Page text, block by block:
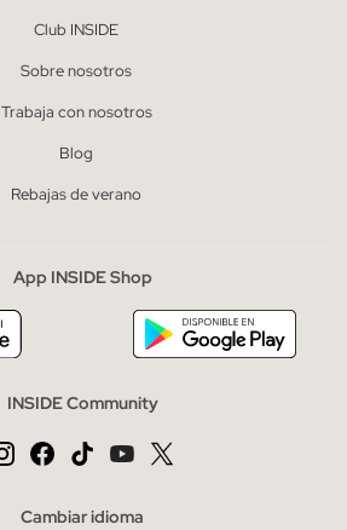
Club INSIDE
Sobre nosotros
Trabaja con nosotros
Blog
Rebajas de verano
App INSIDE Shop
INSIDE Community
Cambiar idioma